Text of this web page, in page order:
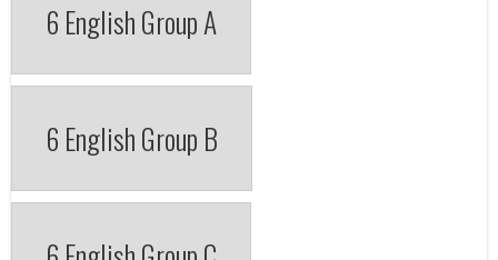
6 English Group A
6 English Group B